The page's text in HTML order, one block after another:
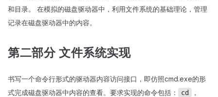
和目录。 在模拟的磁盘驱动器中，利用文件系统的基础理论，管理
记录在磁盘驱动器中的内容。
第二部分 文件系统实现
书写一个命令行形式的驱动器内容访问接口，即仿照cmd.exe的形
式完成磁盘驱动器中内容的查看。要求实现的命令包括：
cd ，